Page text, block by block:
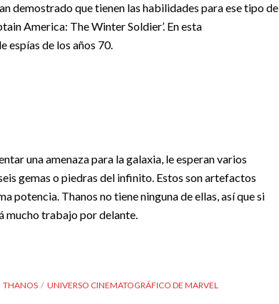
demostrado que tienen las habilidades para ese tipo de
America: The Winter Soldier’. En esta
espías de los años 70.
una amenaza para la galaxia, le esperan varios
gemas o piedras del infinito. Estos son artefactos
potencia. Thanos no tiene ninguna de ellas, así que si
mucho trabajo por delante.
THANOS UNIVERSO CINEMATOGRÁFICO DE MARVEL